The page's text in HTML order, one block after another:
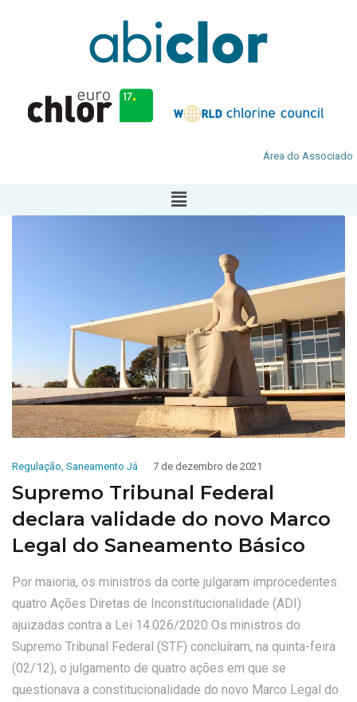
Área do Associado
Regulação, Saneamento Já 7 de dezembro de 2021
Supremo Tribunal Federal
declara validade do novo Marco
Legal do Saneamento Básico
Por maioria, os ministros da corte julgaram improcedentes
quatro Ações Diretas de Inconstitucionalidade (ADI)
ajuizadas contra a Lei 14.026/2020 Os ministros do
Supremo Tribunal Federal (STF) concluíram, na quinta-feira
(02/12), o julgamento de quatro ações em que se
questionava a constitucionalidade do novo Marco Legal do